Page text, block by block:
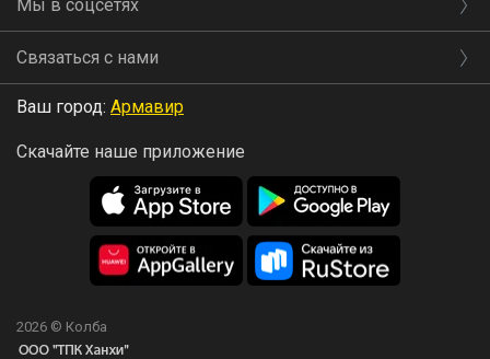
Мы в соцсетях
Связаться с нами
Ваш город: Армавир
Скачайте наше приложение
2026 © Колба